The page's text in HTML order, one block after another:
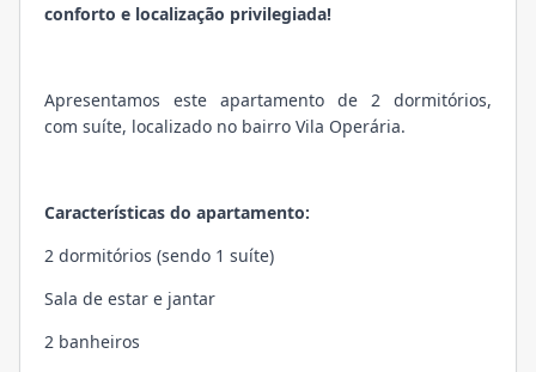
conforto e localização privilegiada!
Apresentamos este apartamento de 2 dormitórios,
com suíte, localizado no bairro Vila Operária.
Características do apartamento:
2 dormitórios (sendo 1 suíte)
Sala de estar e jantar
2 banheiros